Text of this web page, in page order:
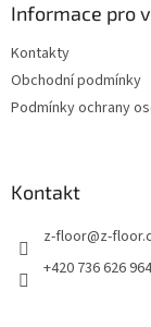
Informace pro
Kontakty
Obchodní podmínky
Podmínky ochrany
Kontakt
z-floor@z-
+420 736 626 964